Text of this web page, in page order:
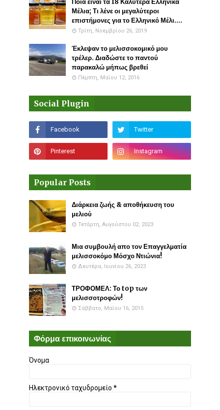
Μέλια; Τι λένε οι μεγαλύτεροι
επιστήμονες για το Ελληνικό Μέλι....
Τρίτη, Νοεμβρίου 26, 2019
Έκλεψαν το μελισσοκομικό μου
τρέλερ. Διαδώστε το παντού
παρακαλώ μήπως βρεθεί
Πέμπτη, Μαΐου 12, 2016
Social Plugin
Popular Posts
Διάρκεια ζωής & αποθήκευση του
μελιού
Τετάρτη, Αυγούστου 02, 2023
Μια συμβουλή απο τον Επαγγελματία
μελισσοκόμο Μόσχο Ντιώνια!
Δευτέρα, Ιουνίου 26, 2023
ΤΡΟΦΟΜΕΛ: Το top των
μελισσοτροφών!
Σάββατο, Μαΐου 16, 2015
Φόρμα επικοινωνίας
Όνομα
Ηλεκτρονικό ταχυδρομείο *